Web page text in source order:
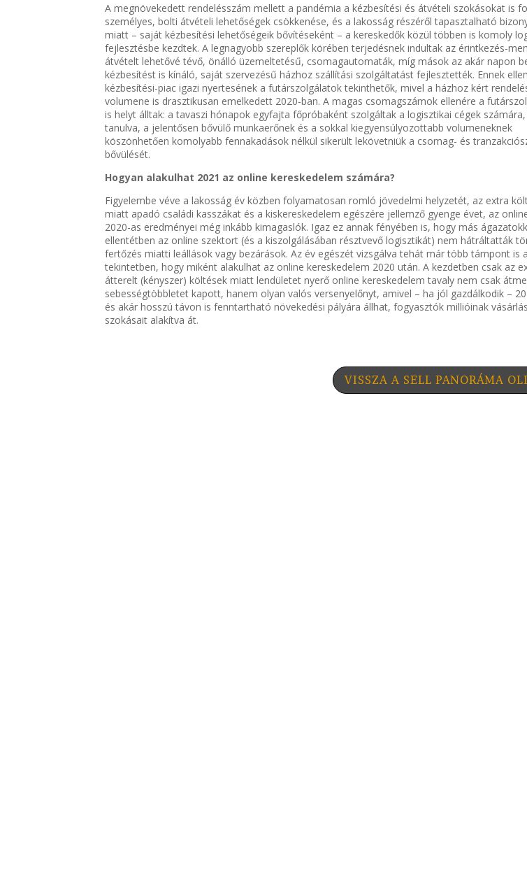
A megnövekedett rendelésszám mellett a pandémia a kézbesítési és átvételi szokásokat is
személyes, bolti átvételi lehetőségek csökkenése, és a lakosság részéről tapasztalható
miatt – saját kézbesítési lehetőségeik bővítéseként – a kereskedők közül többen is komoly
fejlesztésbe kezdtek. A legnagyobb szereplők körében terjedésnek indultak az érintkezés-
átvételt lehetővé tévő, önálló üzemeltetésű, csomagautomaták, míg mások az akár napon
kézbesítést is kínáló, saját szervezésű házhoz szállítási szolgáltatást fejlesztették. Ennek
kézbesítési-piac igazi nyertesének a futárszolgálatok tekinthetők, mivel a házhoz kért
volumene is drasztikusan emelkedett 2020-ban. A magas csomagszámok ellenére a
is helyt álltak: a tavaszi hónapok egyfajta főpróbaként szolgáltak a logisztikai cégek
tanulva, a jelentősen bővülő munkaerőnek és a sokkal kiegyensúlyozottabb volumeneknek
köszönhetően komolyabb fennakadások nélkül sikerült lekövetniük a csomag- és
bővülését.
Hogyan alakulhat 2021 az online kereskedelem számára?
Figyelembe véve a lakosság év közben folyamatosan romló jövedelmi helyzetét, az extra
miatt apadó családi kasszákat és a kiskereskedelem egészére jellemző gyenge évet, az
2020-as eredményei még inkább kimagaslók. Igaz ez annak fényében is, hogy más
ellentétben az online szektort (és a kiszolgálásában résztvevő logisztikát) nem hátráltatták
fertőzés miatti leállások vagy bezárások. Az év egészét vizsgálva tehát már több támpont is
tekintetben, hogy miként alakulhat az online kereskedelem 2020 után. A kezdetben csak az
átterelt (kényszer) költések miatt lendületet nyerő online kereskedelem tavaly nem csak
sebességtöbbletet kapott, hanem olyan valós versenyelőnyt, amivel – ha jól gazdálkodik –
és akár hosszú távon is fenntartható növekedési pályára állhat, fogyasztók millióinak
szokásait alakítva át.
VISSZA A SELL PANORÁMA